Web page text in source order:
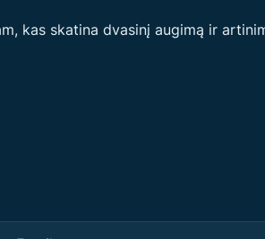
kas skatina dvasinį augimą ir